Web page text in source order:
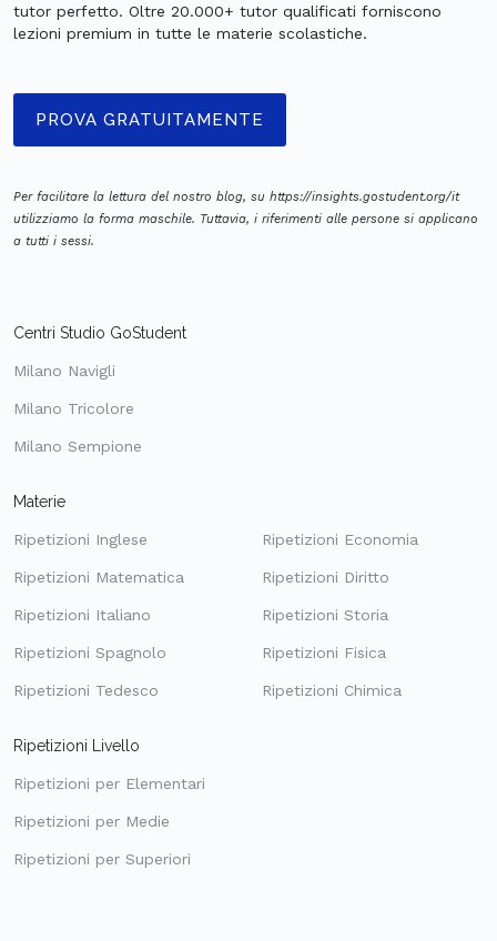
tutor perfetto. Oltre 20.000+ tutor qualificati forniscono
lezioni premium in tutte le materie scolastiche.
PROVA GRATUITAMENTE
Per facilitare la lettura del nostro blog, su https://insights.gostudent.org/it
utilizziamo la forma maschile. Tuttavia, i riferimenti alle persone si applicano
a tutti i sessi.
Centri Studio GoStudent
Milano Navigli
Milano Tricolore
Milano Sempione
Materie
Ripetizioni Inglese
Ripetizioni Matematica
Ripetizioni Italiano
Ripetizioni Spagnolo
Ripetizioni Tedesco
Ripetizioni Economia
Ripetizioni Diritto
Ripetizioni Storia
Ripetizioni Fisica
Ripetizioni Chimica
Ripetizioni Livello
Ripetizioni per Elementari
Ripetizioni per Medie
Ripetizioni per Superiori